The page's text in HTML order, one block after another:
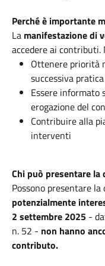
Perché è importante
La manifestazione di
accedere ai
Ottenere priorità
successiva
Essere informato
erogazione del
Contribuire alla
interventi
Chi può presentare la
Possono presentare
potenzialmente
2 settembre 2025 -
n. 52 - non hanno
contributo.